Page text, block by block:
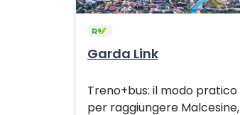
Garda Link
Treno+bus: il modo pratico
per raggiungere Malcesine,